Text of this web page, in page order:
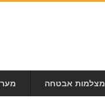
מצלמות אבטחה